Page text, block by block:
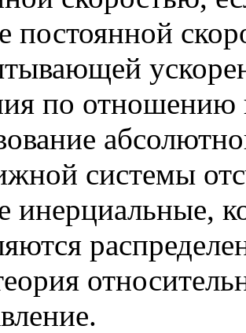
постоянной
по отношению
системы
инерциальные,